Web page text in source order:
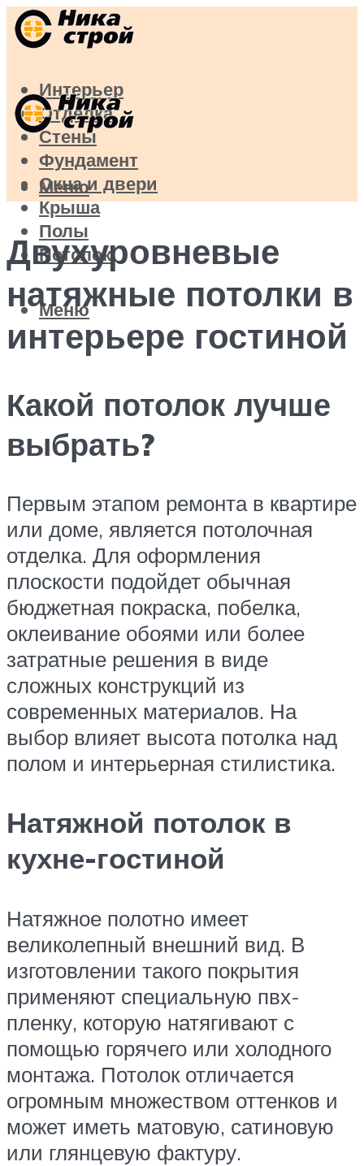
Интерьер
Отделка
Стены
Фундамент
Окна и двери
Крыша
Полы
Потолок
Меню
Меню
Двухуровневые
натяжные потолки в
интерьере гостиной
Какой потолок лучше
выбрать?
Первым этапом ремонта в квартире
или доме, является потолочная
отделка. Для оформления
плоскости подойдет обычная
бюджетная покраска, побелка,
оклеивание обоями или более
затратные решения в виде
сложных конструкций из
современных материалов. На
выбор влияет высота потолка над
полом и интерьерная стилистика.
Натяжной потолок в
кухне-гостиной
Натяжное полотно имеет
великолепный внешний вид. В
изготовлении такого покрытия
применяют специальную пвх-
пленку, которую натягивают с
помощью горячего или холодного
монтажа. Потолок отличается
огромным множеством оттенков и
может иметь матовую, сатиновую
или глянцевую фактуру.